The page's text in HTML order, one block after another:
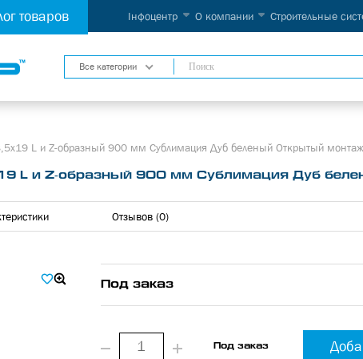
товаров Інфоцентр О компании Строительные
Все категории
L и Z-образный 900 мм Сублимация Дуб беленый Открытый
L и Z-образный 900 мм Сублимация Дуб
Отзывов (0)
Под заказ
Под заказ